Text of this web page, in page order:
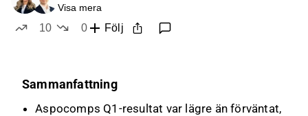
Visa mera
10
0
Följ
Sammanfattning
Aspocomps Q1-resultat var lägre än förväntat,